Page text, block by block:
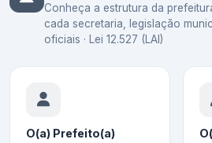
Conheça a estrutura da
cada secretaria, legislação
oficiais · Lei 12.527 (LAI)
O(a) Prefeito(a)